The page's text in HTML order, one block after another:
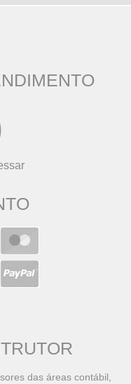
das áreas contábil,